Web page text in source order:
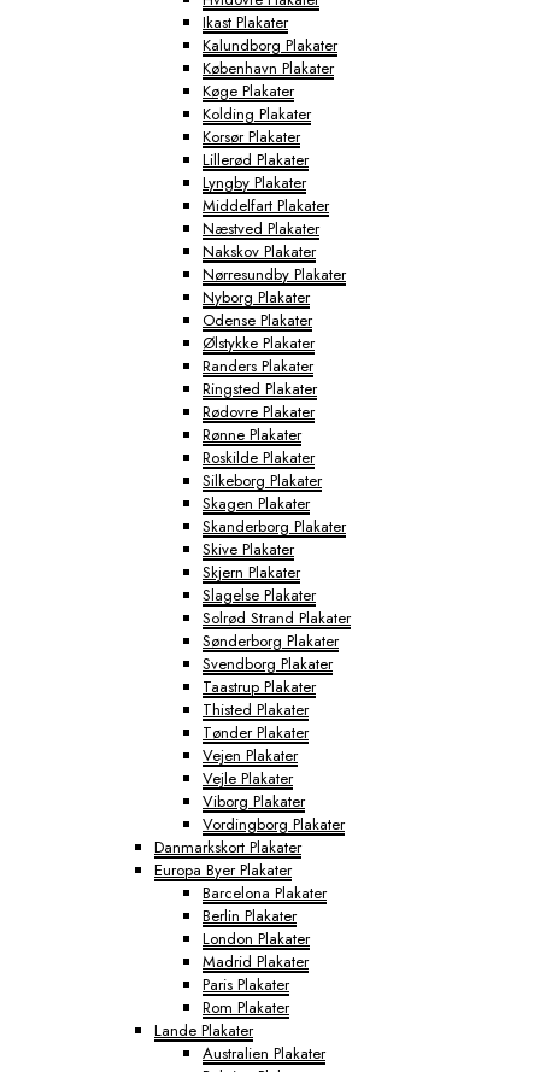
Ikast Plakater
Kalundborg Plakater
København Plakater
Køge Plakater
Kolding Plakater
Korsør Plakater
Lillerød Plakater
Lyngby Plakater
Middelfart Plakater
Næstved Plakater
Nakskov Plakater
Nørresundby Plakater
Nyborg Plakater
Odense Plakater
Ølstykke Plakater
Randers Plakater
Ringsted Plakater
Rødovre Plakater
Rønne Plakater
Roskilde Plakater
Silkeborg Plakater
Skagen Plakater
Skanderborg Plakater
Skive Plakater
Skjern Plakater
Slagelse Plakater
Solrød Strand Plakater
Sønderborg Plakater
Svendborg Plakater
Taastrup Plakater
Thisted Plakater
Tønder Plakater
Vejen Plakater
Vejle Plakater
Viborg Plakater
Vordingborg Plakater
Danmarkskort Plakater
Europa Byer Plakater
Barcelona Plakater
Berlin Plakater
London Plakater
Madrid Plakater
Paris Plakater
Rom Plakater
Lande Plakater
Australien Plakater